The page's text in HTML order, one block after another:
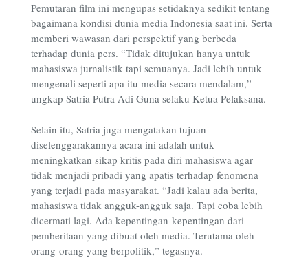
Pemutaran film ini mengupas setidaknya sedikit tentang
bagaimana kondisi dunia media Indonesia saat ini. Serta
memberi wawasan dari perspektif yang berbeda
terhadap dunia pers. “Tidak ditujukan hanya untuk
mahasiswa jurnalistik tapi semuanya. Jadi lebih untuk
mengenali seperti apa itu media secara mendalam,”
ungkap Satria Putra Adi Guna selaku Ketua Pelaksana.
Selain itu, Satria juga mengatakan tujuan
diselenggarakannya acara ini adalah untuk
meningkatkan sikap kritis pada diri mahasiswa agar
tidak menjadi pribadi yang apatis terhadap fenomena
yang terjadi pada masyarakat. “Jadi kalau ada berita,
mahasiswa tidak angguk-angguk saja. Tapi coba lebih
dicermati lagi. Ada kepentingan-kepentingan dari
pemberitaan yang dibuat oleh media. Terutama oleh
orang-orang yang berpolitik,” tegasnya.